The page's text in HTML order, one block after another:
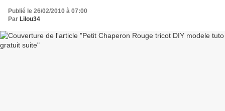
Publié le 26/02/2010 à 07:00
Par Lilou34